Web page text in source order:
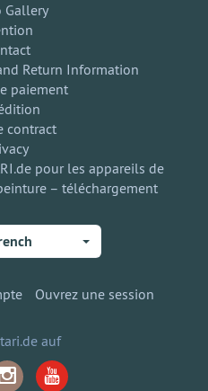
Gallery
Return Information
paiement
contract
pour les appareils de
– téléchargement
Ouvrez une session
auf